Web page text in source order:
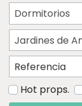
Dormitorios
Jardines de
Hot props.